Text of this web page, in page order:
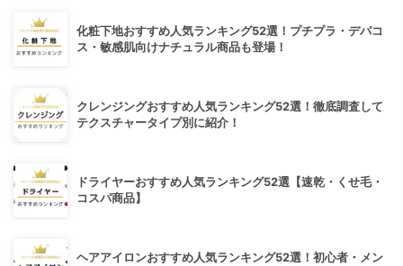
化粧下地おすすめ人気ランキング52選！プチプラ・デパコ
ス・敏感肌向けナチュラル商品も登場！
クレンジングおすすめ人気ランキング52選！徹底調査して
テクスチャータイプ別に紹介！
ドライヤーおすすめ人気ランキング52選【速乾・くせ毛・
コスパ商品】
ヘアアイロンおすすめ人気ランキング52選！初心者・メン